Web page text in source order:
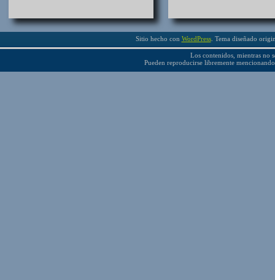
Sitio hecho con WordPress. Tema diseñado
Los contenidos, mientras no
Pueden reproducirse libremente